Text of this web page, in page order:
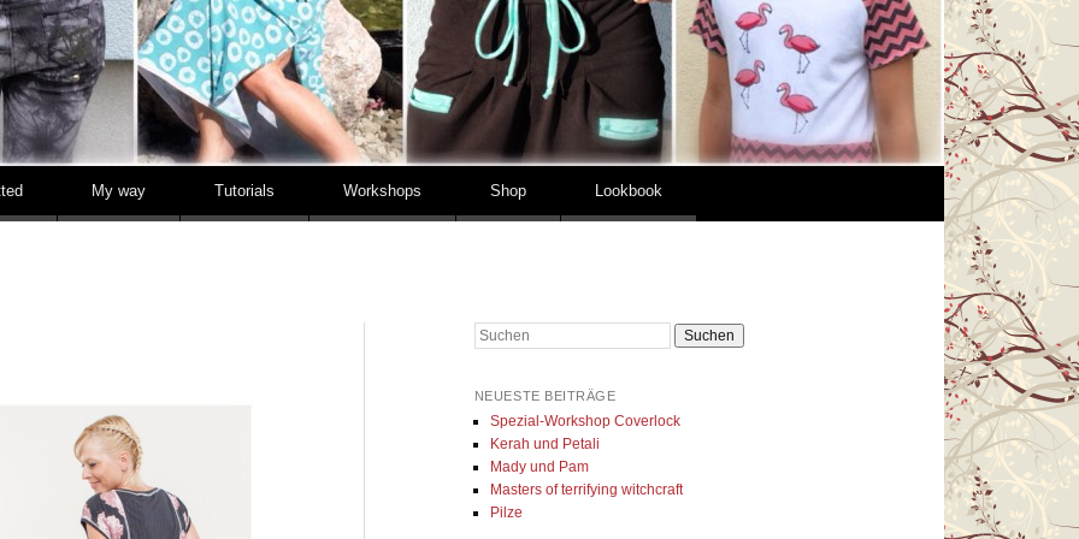
My way Tutorials Workshops Shop Lookbook
Suchen
NEUESTE BEITRÄGE
Spezial-Workshop Coverlock
Kerah und Petali
Mady und Pam
Masters of terrifying witchcraft
Pilze